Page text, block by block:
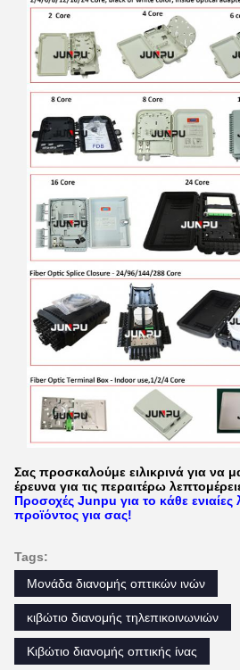
Σας προσκαλούμε ειλικρινά για να
έρευνα για τις περαιτέρω
Προσοχές Junpu για το κάθε ενιαίες
προϊόντος για σας!
Tags:
Μονάδα διανομής οπτικών ινών
κιβώτιο διανομής τηλεπικοινωνιών
Κιβώτιο διανομής οπτικής ίνας